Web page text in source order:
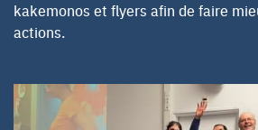
kakemonos et flyers afin de faire
actions.